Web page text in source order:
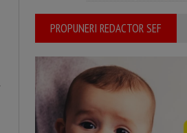
PROPUNERI REDACTOR SEF